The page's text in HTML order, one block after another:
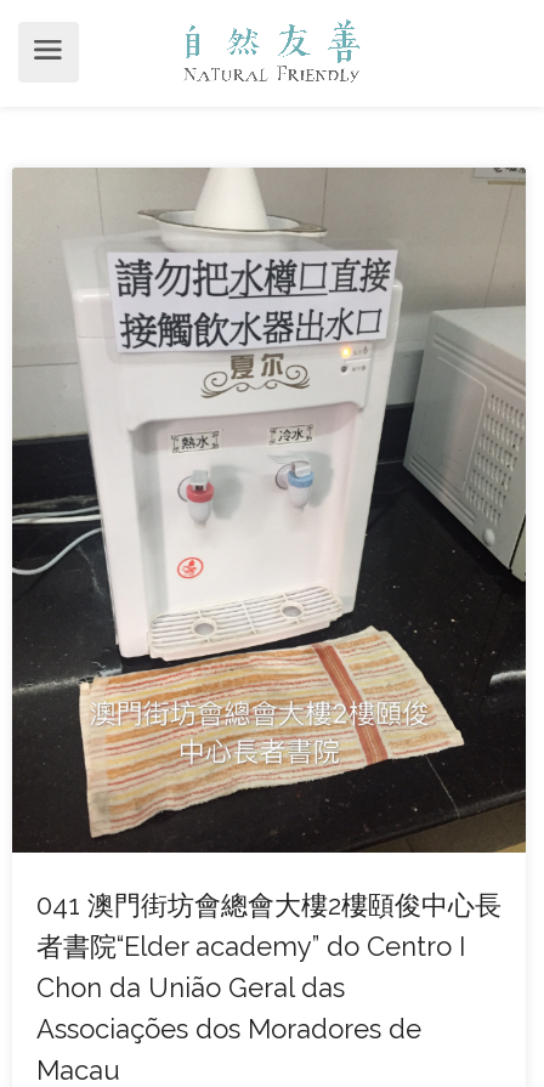
041 澳門街坊會總會大樓2樓頤俊中心長
者書院“Elder academy” do Centro I
Chon da União Geral das
Associações dos Moradores de
Macau